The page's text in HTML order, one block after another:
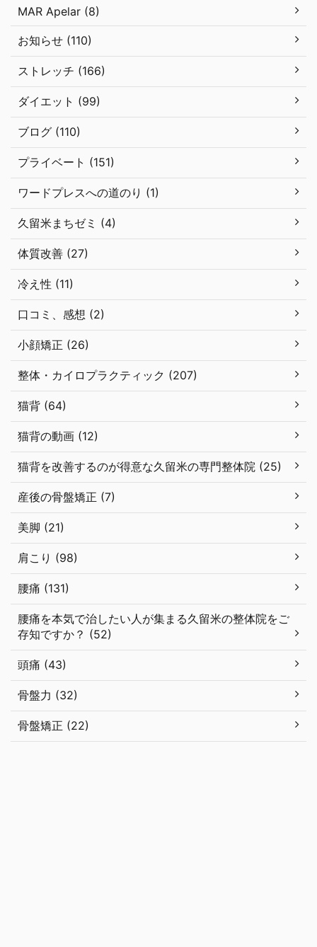
MAR Apelar (8)
お知らせ (110)
ストレッチ (166)
ダイエット (99)
ブログ (110)
プライベート (151)
ワードプレスへの道のり (1)
久留米まちゼミ (4)
体質改善 (27)
冷え性 (11)
口コミ、感想 (2)
小顔矯正 (26)
整体・カイロプラクティック (207)
猫背 (64)
猫背の動画 (12)
猫背を改善するのが得意な久留米の専門整体院 (25)
産後の骨盤矯正 (7)
美脚 (21)
肩こり (98)
腰痛 (131)
腰痛を本気で治したい人が集まる久留米の整体院をご
存知ですか？ (52)
頭痛 (43)
骨盤力 (32)
骨盤矯正 (22)